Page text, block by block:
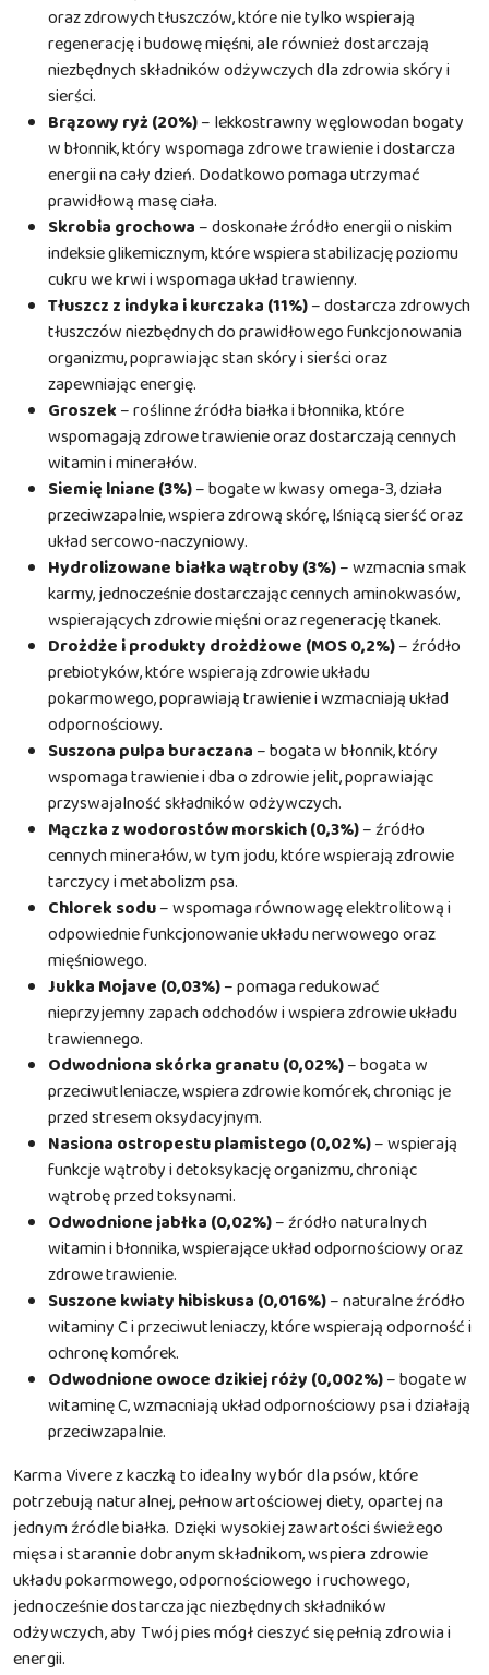
oraz zdrowych tłuszczów, które nie tylko wspierają
regenerację i budowę mięśni, ale również dostarczają
niezbędnych składników odżywczych dla zdrowia skóry i
sierści.
Brązowy ryż (20%)– lekkostrawny węglowodan bogaty
w błonnik, który wspomaga zdrowe trawienie i dostarcza
energii na cały dzień. Dodatkowo pomaga utrzymać
prawidłową masę ciała.
Skrobia grochowa – doskonałe źródło energii o niskim
indeksie glikemicznym, które wspiera stabilizację poziomu
cukru we krwi i wspomaga układ trawienny.
Tłuszcz z indyka i kurczaka (11%)– dostarcza zdrowych
tłuszczów niezbędnych do prawidłowego funkcjonowania
organizmu, poprawiając stan skóry i sierści oraz
zapewniając energię.
Groszek – roślinne źródła białka i błonnika, które
wspomagają zdrowe trawienie oraz dostarczają cennych
witamin i minerałów.
Siemię lniane (3%)– bogate w kwasy omega-3, działa
przeciwzapalnie, wspiera zdrową skórę, lśniącą sierść oraz
układ sercowo-naczyniowy.
Hydrolizowane białka wątroby (3%)– wzmacnia smak
karmy, jednocześnie dostarczając cennych aminokwasów,
wspierających zdrowie mięśni oraz regenerację tkanek.
Drożdże i produkty drożdżowe (MOS 0,2%)– źródło
prebiotyków, które wspierają zdrowie układu
pokarmowego, poprawiają trawienie i wzmacniają układ
odpornościowy.
Suszona pulpa buraczana – bogata w błonnik, który
wspomaga trawienie i dba o zdrowie jelit, poprawiając
przyswajalność składników odżywczych.
Mączka z wodorostów morskich (0,3%)– źródło
cennych minerałów, w tym jodu, które wspierają zdrowie
tarczycy i metabolizm psa.
Chlorek sodu– wspomaga równowagę elektrolitową i
odpowiednie funkcjonowanie układu nerwowego oraz
mięśniowego.
Jukka Mojave (0,03%)– pomaga redukować
nieprzyjemny zapach odchodów i wspiera zdrowie układu
trawiennego.
Odwodniona skórka granatu (0,02%)– bogata w
przeciwutleniacze, wspiera zdrowie komórek, chroniąc je
przed stresem oksydacyjnym.
Nasiona ostropestu plamistego (0,02%)– wspierają
funkcje wątroby i detoksykację organizmu, chroniąc
wątrobę przed toksynami.
Odwodnione jabłka (0,02%)– źródło naturalnych
witamin i błonnika, wspierające układ odpornościowy oraz
zdrowe trawienie.
Suszone kwiaty hibiskusa (0,016%)– naturalne źródło
witaminy C i przeciwutleniaczy, które wspierają odporność i
ochronę komórek.
Odwodnione owoce dzikiej róży (0,002%)– bogate w
witaminę C, wzmacniają układ odpornościowy psa i działają
przeciwzapalnie.
Karma Vivere z kaczką to idealny wybór dla psów, które
potrzebują naturalnej, pełnowartościowej diety, opartej na
jednym źródle białka. Dzięki wysokiej zawartości świeżego
mięsa i starannie dobranym składnikom, wspiera zdrowie
układu pokarmowego, odpornościowego i ruchowego,
jednocześnie dostarczając niezbędnych składników
odżywczych, aby Twój pies mógł cieszyć się pełnią zdrowia i
energii.